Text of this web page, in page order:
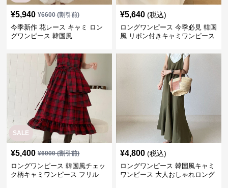
¥5,940 ¥6600(割引前)
今季新作 花レース キャミ ロン
グワンピース 韓国風
¥5,640 (税込)
ロングワンピース 今季必見 韓国
風 リボン付きキャミワンピース
SALE
¥5,400 ¥6000(割引前)
ロングワンピース 韓国風チェッ
ク柄キャミワンピース フリル
¥4,800 (税込)
ロングワンピース 韓国風キャミ
ワンピース 大人おしゃれロング